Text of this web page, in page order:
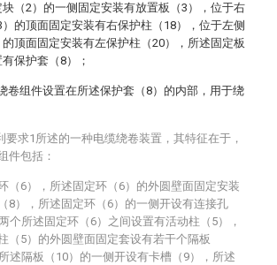
块（2）的一侧固定安装有放置板（3），位于右
的顶面固定安装有右保护柱（18），位于左侧
顶面固定安装有左保护柱（20），所述固定板
保护套（8）；
卷组件设置在所述保护套（8）的内部，用于绕
要求1所述的一种电缆绕卷装置，其特征在于，
件包括：
（6），所述固定环（6）的外圆壁面固定安装
8），所述固定环（6）的一侧开设有连接孔
两个所述固定环（6）之间设置有活动柱（5），
（5）的外圆壁面固定套设有若干个隔板
所述隔板（10）的一侧开设有卡槽（9），所述